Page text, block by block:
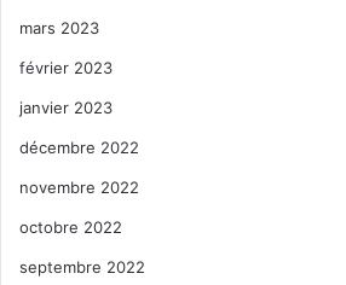
mars 2023
février 2023
janvier 2023
décembre 2022
novembre 2022
octobre 2022
septembre 2022